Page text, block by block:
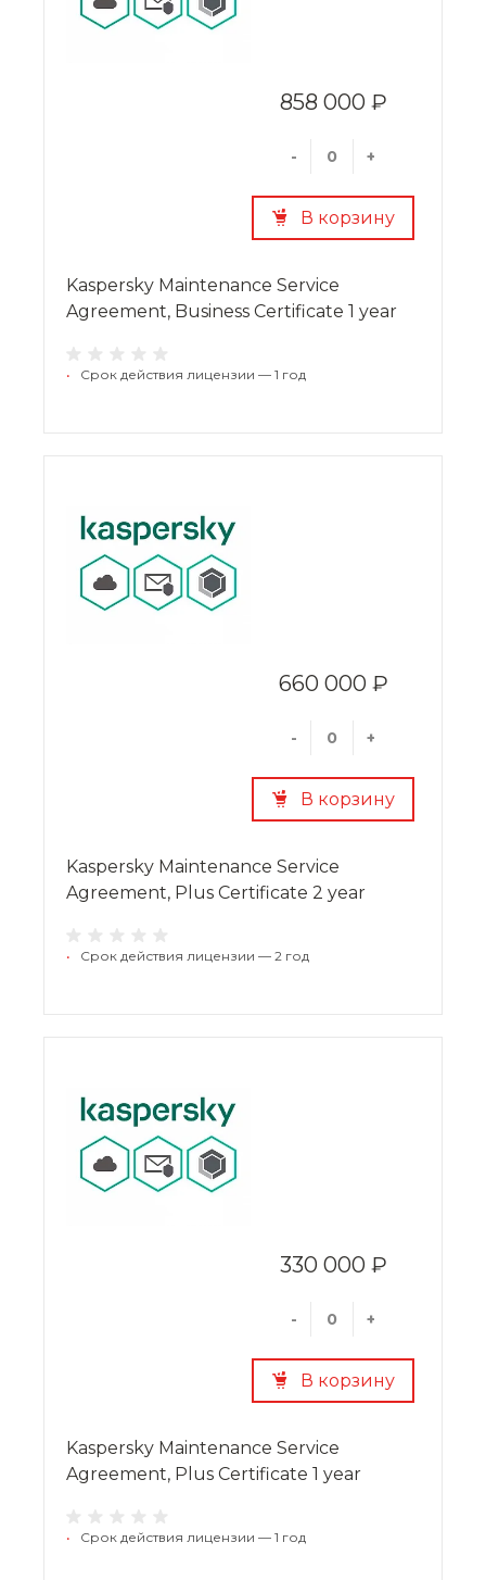
858 000 ₽
- +
В корзину
Kaspersky Maintenance Service
Agreement, Business Certificate 1 year
• Срок действия лицензии — 1 год
660 000 ₽
- +
В корзину
Kaspersky Maintenance Service
Agreement, Plus Certificate 2 year
• Срок действия лицензии — 2 год
330 000 ₽
- +
В корзину
Kaspersky Maintenance Service
Agreement, Plus Certificate 1 year
• Срок действия лицензии — 1 год